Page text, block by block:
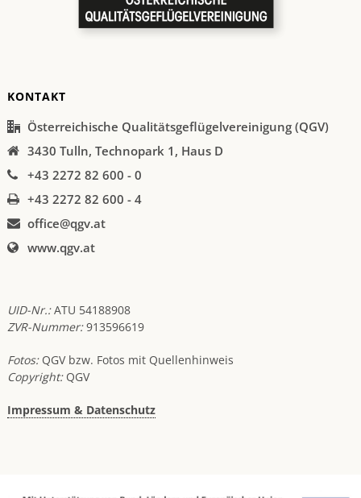
KONTAKT
Österreichische Qualitätsgeflügelvereinigung (QGV)
3430 Tulln, Technopark 1, Haus D
+43 2272 82 600 - 0
+43 2272 82 600 - 4
office@qgv.at
www.qgv.at
UID-Nr.:ATU 54188908
ZVR-Nummer:913596619
Fotos: QGV bzw. Fotos mit Quellenhinweis
Copyright: QGV
Impressum & Datenschutz